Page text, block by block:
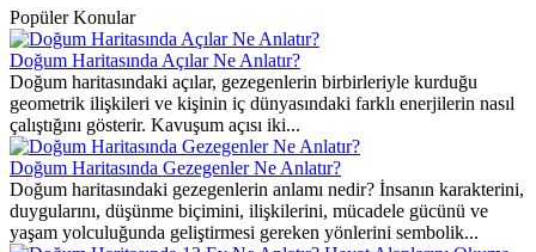
Popüler Konular
Doğum Haritasında Açılar Ne Anlatır?
Doğum haritasındaki açılar, gezegenlerin birbirleriyle kurduğu
geometrik ilişkileri ve kişinin iç dünyasındaki farklı enerjilerin nasıl
çalıştığını gösterir. Kavuşum açısı iki...
Doğum Haritasında Gezegenler Ne Anlatır?
Doğum haritasındaki gezegenlerin anlamı nedir? İnsanın karakterini,
duygularını, düşünme biçimini, ilişkilerini, mücadele gücünü ve
yaşam yolculuğunda geliştirmesi gereken yönlerini sembolik...